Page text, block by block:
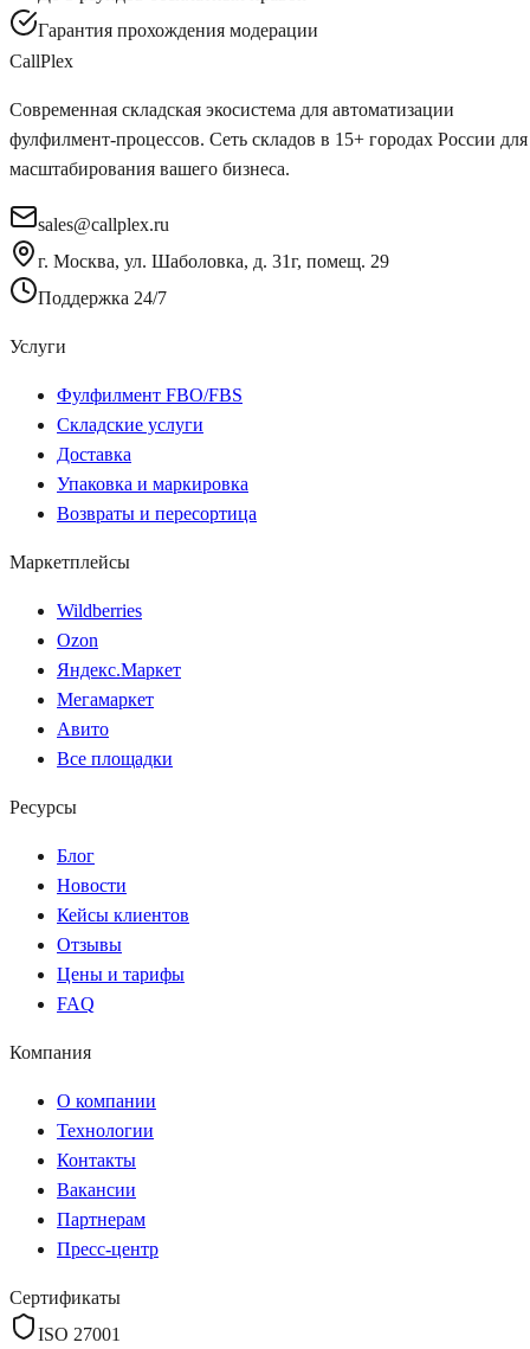
Гарантия прохождения модерации
CallPlex
Современная складская экосистема для автоматизации
фулфилмент-процессов. Сеть складов в 15+ городах России для
масштабирования вашего бизнеса.
sales@callplex.ru
г. Москва, ул. Шаболовка, д. 31г, помещ. 29
Поддержка 24/7
Услуги
Фулфилмент FBO/FBS
Складские услуги
Доставка
Упаковка и маркировка
Возвраты и пересортица
Маркетплейсы
Wildberries
Ozon
Яндекс.Маркет
Мегамаркет
Авито
Все площадки
Ресурсы
Блог
Новости
Кейсы клиентов
Отзывы
Цены и тарифы
FAQ
Компания
О компании
Технологии
Контакты
Вакансии
Партнерам
Пресс-центр
Сертификаты
ISO 27001